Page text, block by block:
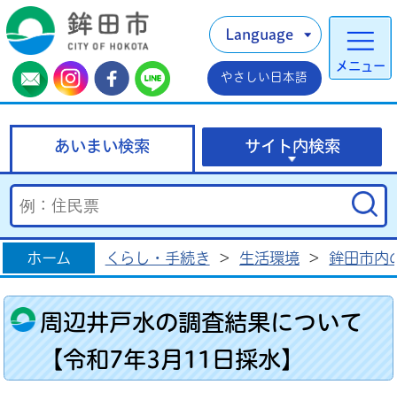
メニュー
Language
やさしい日本語
あいまい検索 サイト内検索
ホーム くらし・手続き > 生活環境 > 鉾田市内
周辺井戸水の調査結果について
【令和7年3月11日採水】